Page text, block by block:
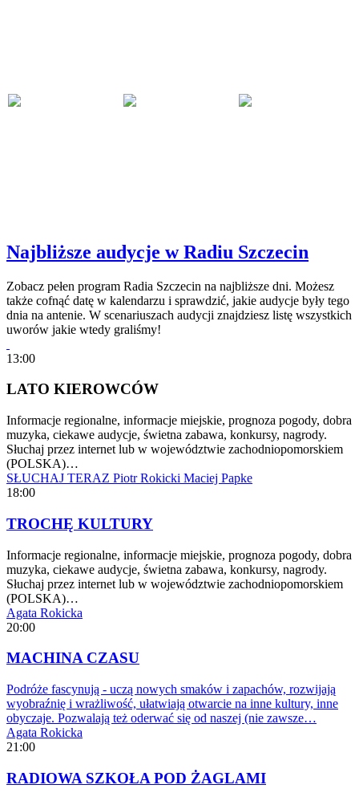
Najbliższe audycje w Radiu Szczecin
Zobacz pełen program Radia Szczecin na najbliższe dni. Możesz
także cofnąć datę w kalendarzu i sprawdzić, jakie audycje były tego
dnia na antenie. W scenariuszach audycji znajdziesz listę wszystkich
uworów jakie wtedy graliśmy!
13:00
LATO KIEROWCÓW
Informacje regionalne, informacje miejskie, prognoza pogody, dobra
muzyka, ciekawe audycje, świetna zabawa, konkursy, nagrody.
Słuchaj przez internet lub w województwie zachodniopomorskiem
(POLSKA)…
SŁUCHAJ TERAZ Piotr Rokicki Maciej Papke
18:00
TROCHĘ KULTURY
Informacje regionalne, informacje miejskie, prognoza pogody, dobra
muzyka, ciekawe audycje, świetna zabawa, konkursy, nagrody.
Słuchaj przez internet lub w województwie zachodniopomorskiem
(POLSKA)…
Agata Rokicka
20:00
MACHINA CZASU
Podróże fascynują - uczą nowych smaków i zapachów, rozwijają
wyobraźnię i wrażliwość, ułatwiają otwarcie na inne kultury, inne
obyczaje. Pozwalają też oderwać się od naszej (nie zawsze…
Agata Rokicka
21:00
RADIOWA SZKOŁA POD ŻAGLAMI